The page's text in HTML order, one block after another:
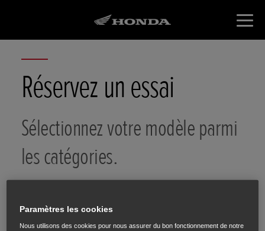
Réservez un essai
Sélectionnez votre modèle parmi
les catégories.
Paramètres les cookies
Nous utilisons des cookies pour nous assurer du bon fonctionnement de notre